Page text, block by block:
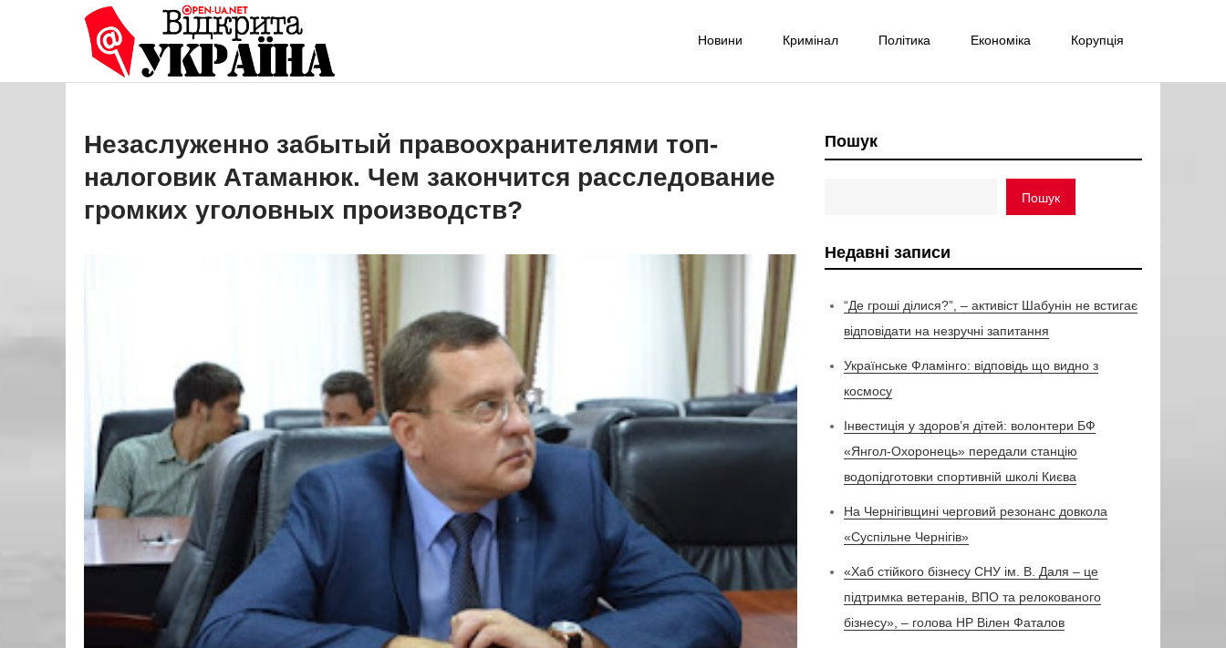
Новини Кримінал Політика Економіка Корупція
Незаслуженно забытый правоохранителями топ-
налоговик Атаманюк. Чем закончится расследование
громких уголовных производств?
Пошук
Пошук
Недавні записи
“Де гроші ділися?”, – активіст Шабунін не встигає
відповідати на незручні запитання
Українське Фламінго: відповідь що видно з
космосу
Інвестиція у здоров’я дітей: волонтери БФ
«Янгол-Охоронець» передали станцію
водопідготовки спортивній школі Києва
На Чернігівщині черговий резонанс довкола
«Суспільне Чернігів»
«Хаб стійкого бізнесу СНУ ім. В. Даля – це
підтримка ветеранів, ВПО та релокованого
бізнесу», – голова НР Вілен Фаталов